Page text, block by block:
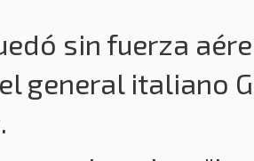
sin fuerza
general italiano